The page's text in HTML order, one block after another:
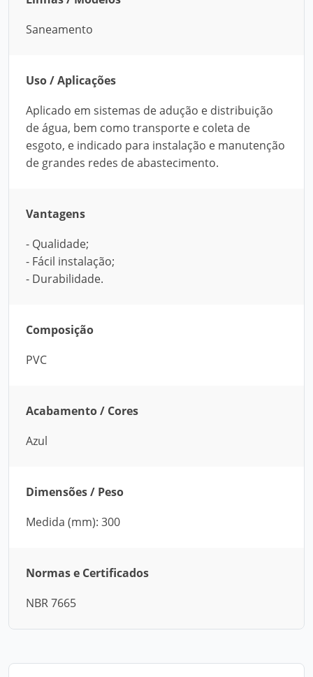
Saneamento
Uso / Aplicações
Aplicado em sistemas de adução e distribuição
de água, bem como transporte e coleta de
esgoto, e indicado para instalação e manutenção
de grandes redes de abastecimento.
Vantagens
- Qualidade;
- Fácil instalação;
- Durabilidade.
Composição
PVC
Acabamento / Cores
Azul
Dimensões / Peso
Medida (mm): 300
Normas e Certificados
NBR 7665